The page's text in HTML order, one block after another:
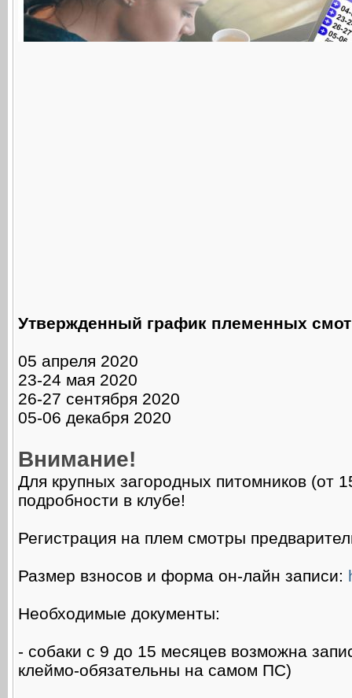
Утвержденный график племенных
05 апреля 2020
23-24 мая 2020
26-27 сентября 2020
05-06 декабря 2020
Внимание!
Для крупных загородных питомников (от
подробности в клубе!
Регистрация на плем смотры
Размер взносов и форма он-лайн записи:
Необходимые документы:
- собаки с 9 до 15 месяцев возможна
клеймо-обязательны на самом ПС)